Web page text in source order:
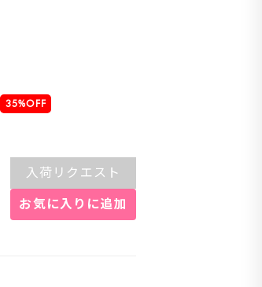
35%OFF
入荷リクエスト
お気に入りに追加